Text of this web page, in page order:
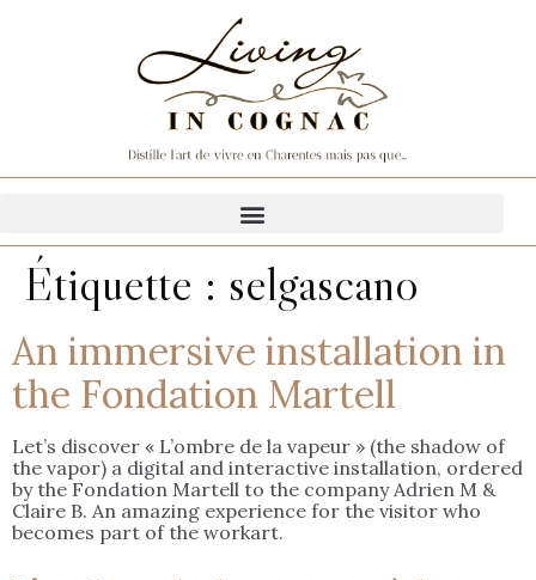
Étiquette : selgascano
An immersive installation in
the Fondation Martell
Let’s discover « L’ombre de la vapeur » (the shadow of
the vapor) a digital and interactive installation, ordered
by the Fondation Martell to the company Adrien M &
Claire B. An amazing experience for the visitor who
becomes part of the workart.